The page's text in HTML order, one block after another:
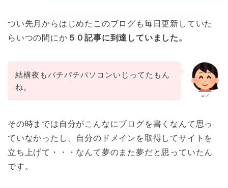
つい先月からはじめたこのブログも毎日更新していた
らいつの間にか ５０記事に到達していました。
ヨメ
結構夜もパチパチパソコンいじってたもん
ね。
その時までは自分がこんなにブログを書くなんて思っ
ていなかったし、自分のドメインを取得してサイトを
立ち上げて・・・なんて夢のまた夢だと思っていたん
です。